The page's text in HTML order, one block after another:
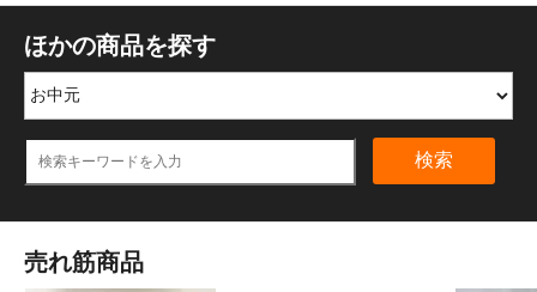
ほかの商品を探す
検索
売れ筋商品